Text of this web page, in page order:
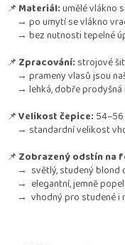
📌Materiál:umělé vlákno
→ po umytí se vlákno
→ bez nutnosti tepelné
📌Zpracování: strojové
→ prameny vlasů jsou
→ lehká, dobře prodyšná
📌Velikost čepice:
→ standardní velikost
📌Zobrazený odstín na
→ světlý, studený blond
→ elegantní, jemně
→ vhodný pro studené i